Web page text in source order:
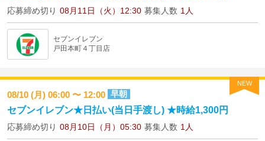
応募締め切り 08月11日（火）12:30 募集人数 1人
セブンイレブン
戸田本町４丁目店
NEW
08/10 (月) 06:00 〜 12:00 早朝
セブンイレブン★日払い(当日手渡し) ★時給1,300円
応募締め切り 08月10日（月）05:30 募集人数 1人